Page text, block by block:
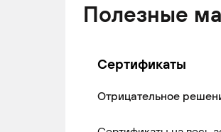
Полезные
Сертификаты
Отрицательное